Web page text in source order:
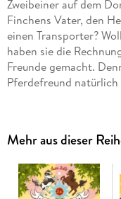
Zweibeiner auf dem
Finchens Vater, den
einen Transporter?
haben sie die
Freunde gemacht.
Pferdefreund
Mehr aus dieser